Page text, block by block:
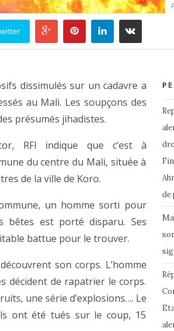
de
dissimulés sur un cadavre a
au Mali. Les soupçons des
présumés jihadistes.
RFI indique que c’est à
du centre du Mali, située à
de la ville de Koro.
un homme sorti pour
bêtes est porté disparu. Ses
battue pour le trouver.
son corps. L’homme
décident de rapatrier le corps.
une série d’explosions…. Le
ont été tués sur le coup, 15